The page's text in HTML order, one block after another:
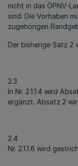
nicht in das ÖPNV-
sind. Die Vorhaben
zugehörigen
Der bisherige Satz 2
2.3
In Nr. 2.1.1.4 wird
ergänzt. Absatz 2
2.4
Nr. 2.1.1.6 wird